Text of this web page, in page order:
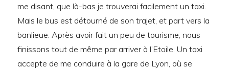
me disant, que là-bas je trouverai facilement un taxi.
Mais le bus est détourné de son trajet, et part vers la
banlieue. Après avoir fait un peu de tourisme, nous
finissons tout de même par arriver à l’Etoile. Un taxi
accepte de me conduire à la gare de Lyon, où se